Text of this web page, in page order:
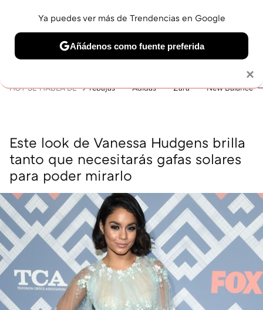
BELLEZA SHOPPING VIAJES GASTRO SNEAKERS
HOY SE HABLA DE rebajas Adidas Zara New Balance
Este look de Vanessa Hudgens brilla
tanto que necesitarás gafas solares
para poder mirarlo
×
Ya puedes ver más de Trendencias en Google
Añádenos como fuente preferida